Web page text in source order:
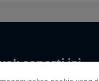
seperti ini